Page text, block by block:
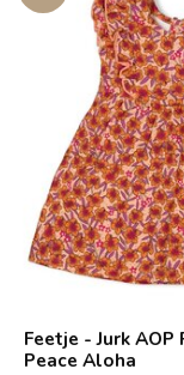
Feetje - Jurk AOP
Peace Aloha